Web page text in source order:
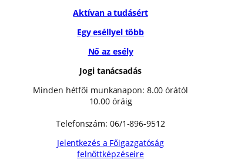
Aktívan a tudásért
Egy eséllyel több
Nő az esély
Jogi tanácsadás
Minden hétfői munkanapon: 8.00 órától
10.00 óráig
Telefonszám: 06/1-896-9512
Jelentkezés a Főigazgatóság
felnőttképzéseire